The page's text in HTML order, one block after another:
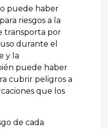
puede haber
riesgos a la
transporta por
durante el
y la
puede haber
cubrir peligros a
que los
de cada